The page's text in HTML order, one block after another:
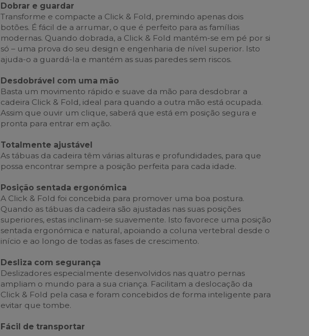
Dobrar e guardar
Transforme e compacte a Click & Fold, premindo apenas dois
botões. É fácil de a arrumar, o que é perfeito para as famílias
modernas. Quando dobrada, a Click & Fold mantém-se em pé por si
só – uma prova do seu design e engenharia de nível superior. Isto
ajuda-o a guardá-la e mantém as suas paredes sem riscos.
Desdobrável com uma mão
Basta um movimento rápido e suave da mão para desdobrar a
cadeira Click & Fold, ideal para quando a outra mão está ocupada.
Assim que ouvir um clique, saberá que está em posição segura e
pronta para entrar em ação.
Totalmente ajustável
As tábuas da cadeira têm várias alturas e profundidades, para que
possa encontrar sempre a posição perfeita para cada idade.
Posição sentada ergonómica
A Click & Fold foi concebida para promover uma boa postura.
Quando as tábuas da cadeira são ajustadas nas suas posições
superiores, estas inclinam-se suavemente. Isto favorece uma posição
sentada ergonómica e natural, apoiando a coluna vertebral desde o
início e ao longo de todas as fases de crescimento.
Desliza com segurança
Deslizadores especialmente desenvolvidos nas quatro pernas
ampliam o mundo para a sua criança. Facilitam a deslocação da
Click & Fold pela casa e foram concebidos de forma inteligente para
evitar que tombe.
Fácil de transportar